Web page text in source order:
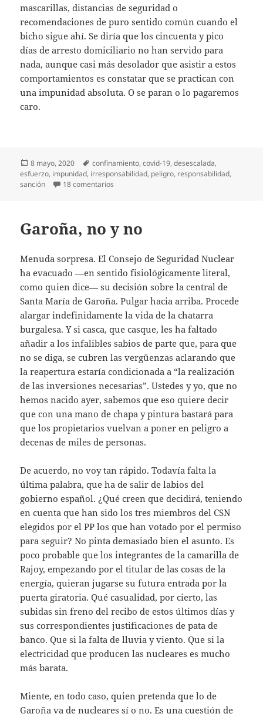
mascarillas, distancias de seguridad o
recomendaciones de puro sentido común cuando el
bicho sigue ahí. Se diría que los cincuenta y pico
días de arresto domiciliario no han servido para
nada, aunque casi más desolador que asistir a estos
comportamientos es constatar que se practican con
una impunidad absoluta. O se paran o lo pagaremos
caro.
Publicado
el
8 mayo, 2020 Etiquetas
confinamiento,covid-19,desescalada,
esfuerzo, impunidad, irresponsabilidad, peligro, responsabilidad,
sanción
18 comentarios
Garoña, no y no
Menuda sorpresa. El Consejo de Seguridad Nuclear
ha evacuado —en sentido fisiológicamente literal,
como quien dice— su decisión sobre la central de
Santa María de Garoña. Pulgar hacia arriba. Procede
alargar indefinidamente la vida de la chatarra
burgalesa. Y si casca, que casque, les ha faltado
añadir a los infalibles sabios de parte que, para que
no se diga, se cubren las vergüenzas aclarando que
la reapertura estaría condicionada a “la realización
de las inversiones necesarias”. Ustedes y yo, que no
hemos nacido ayer, sabemos que eso quiere decir
que con una mano de chapa y pintura bastará para
que los propietarios vuelvan a poner en peligro a
decenas de miles de personas.
De acuerdo, no voy tan rápido. Todavía falta la
última palabra, que ha de salir de labios del
gobierno español. ¿Qué creen que decidirá, teniendo
en cuenta que han sido los tres miembros del CSN
elegidos por el PP los que han votado por el permiso
para seguir? No pinta demasiado bien el asunto. Es
poco probable que los integrantes de la camarilla de
Rajoy, empezando por el titular de las cosas de la
energía, quieran jugarse su futura entrada por la
puerta giratoria. Qué casualidad, por cierto, las
subidas sin freno del recibo de estos últimos días y
sus correspondientes justificaciones de pata de
banco. Que si la falta de lluvia y viento. Que si la
electricidad que producen las nucleares es mucho
más barata.
Miente, en todo caso, quien pretenda que lo de
Garoña va de nucleares sí o no. Es una cuestión de